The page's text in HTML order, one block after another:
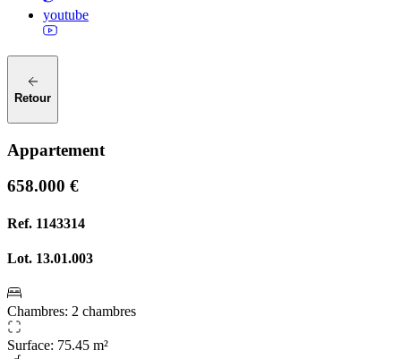
youtube
Retour
Appartement
658.000 €
Ref. 1143314
Lot. 13.01.003
Chambres: 2 chambres
Surface: 75.45 m²